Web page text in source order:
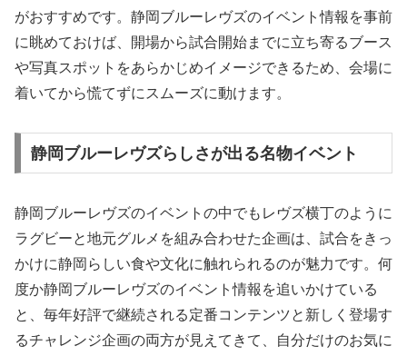
がおすすめです。静岡ブルーレヴズのイベント情報を事前
に眺めておけば、開場から試合開始までに立ち寄るブース
や写真スポットをあらかじめイメージできるため、会場に
着いてから慌てずにスムーズに動けます。
静岡ブルーレヴズらしさが出る名物イベント
静岡ブルーレヴズのイベントの中でもレヴズ横丁のように
ラグビーと地元グルメを組み合わせた企画は、試合をきっ
かけに静岡らしい食や文化に触れられるのが魅力です。何
度か静岡ブルーレヴズのイベント情報を追いかけている
と、毎年好評で継続される定番コンテンツと新しく登場す
るチャレンジ企画の両方が見えてきて、自分だけのお気に